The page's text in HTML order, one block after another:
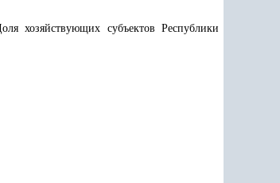
хозяйствующих субъектов Республики